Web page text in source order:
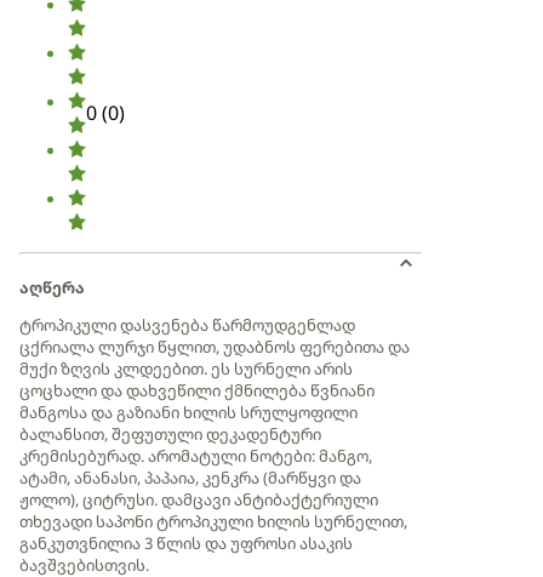
0(0)
აღწერა
ტროპიკული დასვენება წარმოუდგენლად
ცქრიალა ლურჯი წყლით, უდაბნოს ფერებითა და
მუქი ზღვის კლდეებით. ეს სურნელი არის
ცოცხალი და დახვეწილი ქმნილება წვნიანი
მანგოსა და გაზიანი ხილის სრულყოფილი
ბალანსით, შეფუთული დეკადენტური
კრემისებურად. არომატული ნოტები: მანგო,
ატამი, ანანასი, პაპაია, კენკრა (მარწყვი და
ჟოლო), ციტრუსი. დამცავი ანტიბაქტერიული
თხევადი საპონი ტროპიკული ხილის სურნელით,
განკუთვნილია 3 წლის და უფროსი ასაკის
ბავშვებისთვის.